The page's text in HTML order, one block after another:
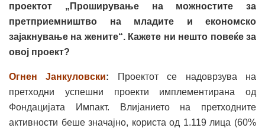
проектот „Проширување на можностите за
претприемништво на младите и економско
зајакнување на жените“. Кажете ни нешто повеќе за
овој проект?
Огнен Јанкуловски:
Проектот се надоврзува на
претходни успешни проекти имплементирана од
Фондацијата Импакт. Влијанието на претходните
активности беше значајно, користа од 1.119 лица (60%